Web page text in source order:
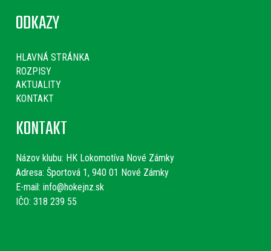
ODKAZY
HLAVNÁ STRÁNKA
ROZPISY
AKTUALITY
KONTAKT
KONTAKT
Názov klubu: HK Lokomotíva Nové Zámky
Adresa: Športová 1, 940 01 Nové Zámky
E-mail: info@hokejnz.sk
IČO: 318 239 55